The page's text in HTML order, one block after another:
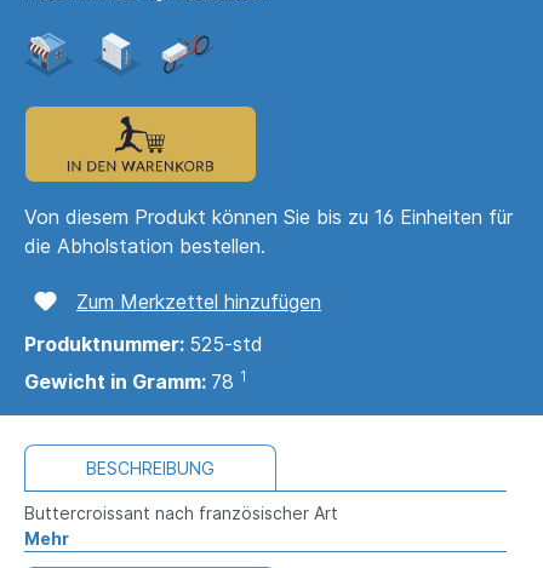
Von diesem Produkt können Sie bis zu 16 Einheiten für
die Abholstation bestellen.
Zum Merkzettel hinzufügen
Produktnummer: 525-std
Gewicht in Gramm: 78 1
BESCHREIBUNG
Buttercroissant nach französischer Art
Mehr